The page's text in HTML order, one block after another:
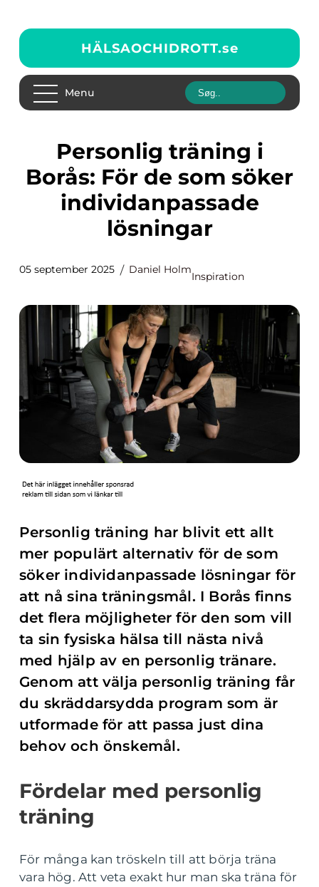
HÄLSAOCHIDROTT.se
Menu
Personlig träning i
Borås: För de som söker
individanpassade
lösningar
05 september 2025 Daniel Holm
Inspiration
Personlig träning har blivit ett allt
mer populärt alternativ för de som
söker individanpassade lösningar för
att nå sina träningsmål. I Borås finns
det flera möjligheter för den som vill
ta sin fysiska hälsa till nästa nivå
med hjälp av en personlig tränare.
Genom att välja personlig träning får
du skräddarsydda program som är
utformade för att passa just dina
behov och önskemål.
Fördelar med personlig
träning
För många kan tröskeln till att börja träna
vara hög. Att veta exakt hur man ska träna för